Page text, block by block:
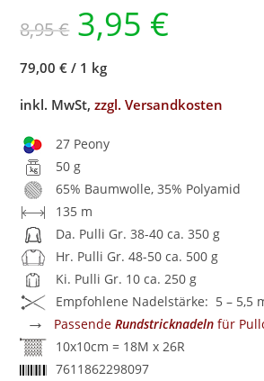
8,95€ 3,95 €
79,00 € / 1 kg
inkl. MwSt,zzgl. Versandkosten
27 Peony
50 g
65% Baumwolle, 35% Polyamid
135 m
Da. Pulli Gr. 38-40 ca. 350 g
Hr. Pulli Gr. 48-50 ca. 500 g
Ki. Pulli Gr. 10 ca. 250 g
Empfohlene Nadelstärke: 5 – 5,5
→ PassendeRundstricknadeln für
10x10cm = 18M x 26R
7611862298097